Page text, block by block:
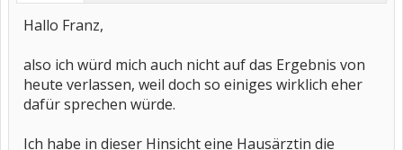
Hallo Franz,
also ich würd mich auch nicht auf das Ergebnis von
heute verlassen, weil doch so einiges wirklich eher
dafür sprechen würde.
Ich habe in dieser Hinsicht eine Hausärztin die